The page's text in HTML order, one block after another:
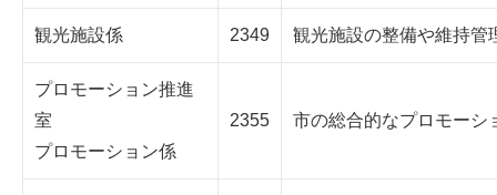
観光施設係 2349 観光施設の整備や維持管
プロモーション推進
室
プロモーション係
2355 市の総合的なプロモーシ